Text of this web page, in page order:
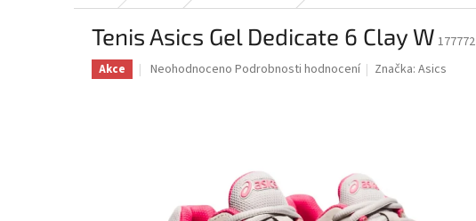
Tenis Asics Gel Dedicate 6 Clay W 177772
Akce
Průměrné
Neohodnoceno Podrobnosti hodnocení Značka:Asics